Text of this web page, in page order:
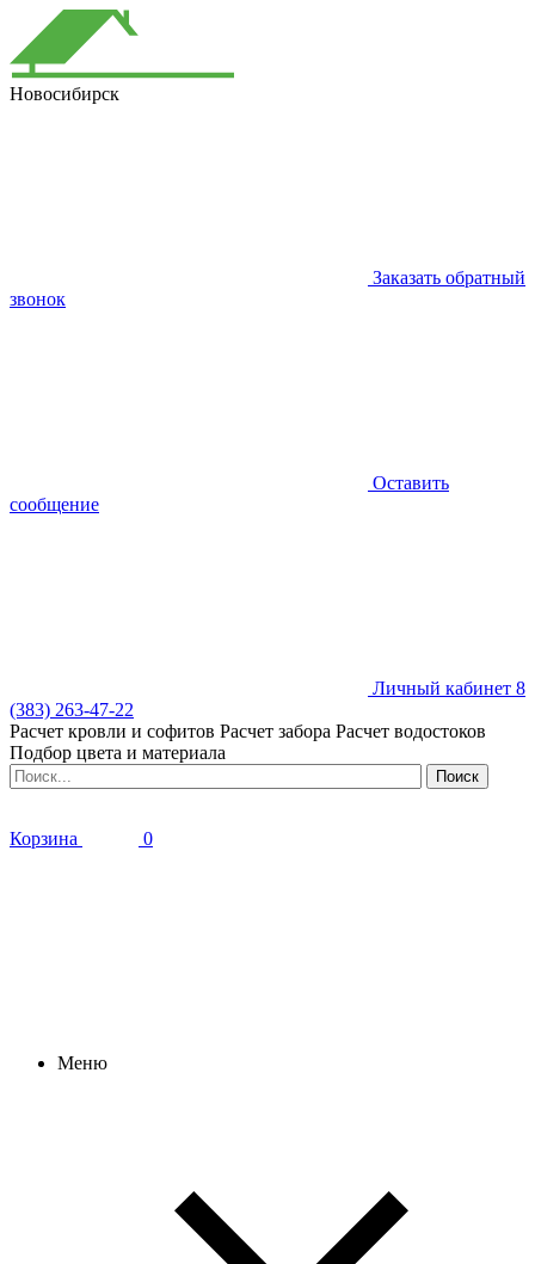
Новосибирск
Заказать обратный
звонок
Оставить
сообщение
Личный кабинет 8
(383) 263-47-22
Расчет кровли и софитов Расчет забора Расчет водостоков
Подбор цвета и материала
Корзина 0
Меню